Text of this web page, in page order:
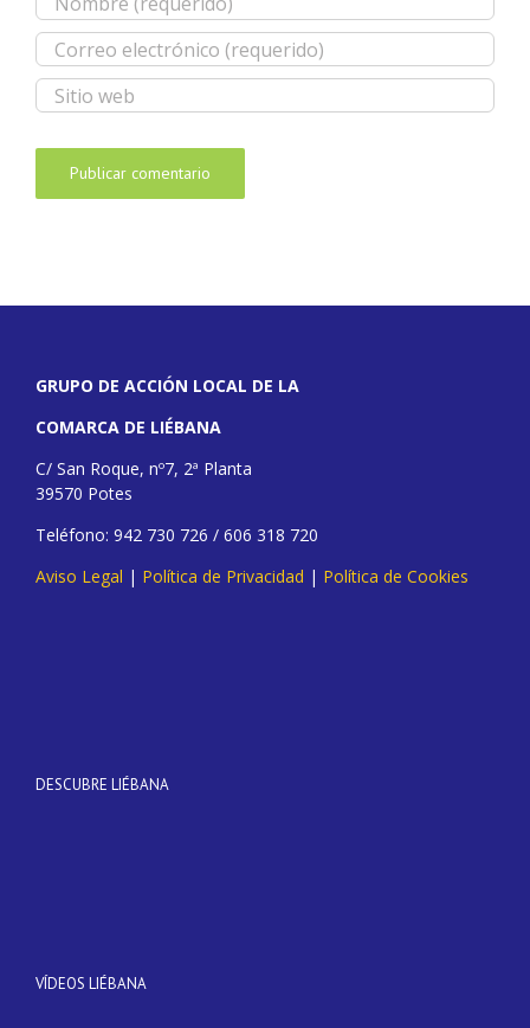
GRUPO DE ACCIÓN LOCAL DE LA
COMARCA DE LIÉBANA
C/ San Roque, nº7, 2ª Planta
39570 Potes
Teléfono: 942 730 726 / 606 318 720
Aviso Legal | Política de Privacidad | Política de Cookies
DESCUBRE LIÉBANA
VÍDEOS LIÉBANA